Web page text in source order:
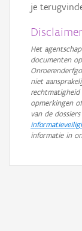
je
Disclaimer
Het
documenten
niet
rechtmatigheid
opmerkingen
van de
informatie in